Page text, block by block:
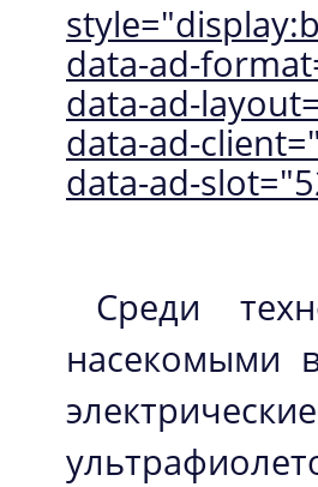
data-ad-
data-ad-
data-ad-
data-ad-
Среди
насекомыми